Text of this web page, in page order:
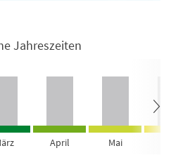
Jahreszeiten
April Mai